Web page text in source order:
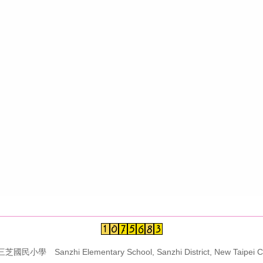
芝國民小學 Sanzhi Elementary School, Sanzhi District, New Taipei